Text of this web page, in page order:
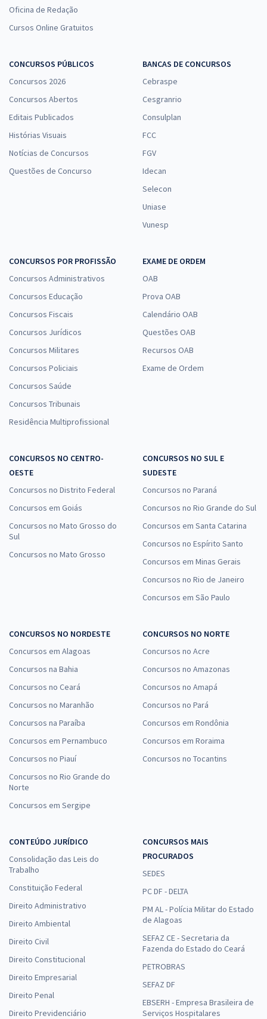
Oficina de Redação
Cursos Online Gratuitos
CONCURSOS PÚBLICOS
Concursos 2026
Concursos Abertos
Editais Publicados
Histórias Visuais
Notícias de Concursos
Questões de Concurso
BANCAS DE CONCURSOS
Cebraspe
Cesgranrio
Consulplan
FCC
FGV
Idecan
Selecon
Uniase
Vunesp
CONCURSOS POR PROFISSÃO
Concursos Administrativos
Concursos Educação
Concursos Fiscais
Concursos Jurídicos
Concursos Militares
Concursos Policiais
Concursos Saúde
Concursos Tribunais
Residência Multiprofissional
EXAME DE ORDEM
OAB
Prova OAB
Calendário OAB
Questões OAB
Recursos OAB
Exame de Ordem
CONCURSOS NO CENTRO-
OESTE
Concursos no Distrito Federal
Concursos em Goiás
Concursos no Mato Grosso do
Sul
Concursos no Mato Grosso
CONCURSOS NO SUL E
SUDESTE
Concursos no Paraná
Concursos no Rio Grande do Sul
Concursos em Santa Catarina
Concursos no Espírito Santo
Concursos em Minas Gerais
Concursos no Rio de Janeiro
Concursos em São Paulo
CONCURSOS NO NORDESTE
Concursos em Alagoas
Concursos na Bahia
Concursos no Ceará
Concursos no Maranhão
Concursos na Paraíba
Concursos em Pernambuco
Concursos no Piauí
Concursos no Rio Grande do
Norte
Concursos em Sergipe
CONCURSOS NO NORTE
Concursos no Acre
Concursos no Amazonas
Concursos no Amapá
Concursos no Pará
Concursos em Rondônia
Concursos em Roraima
Concursos no Tocantins
CONTEÚDO JURÍDICO
Consolidação das Leis do
Trabalho
Constituição Federal
Direito Administrativo
Direito Ambiental
Direito Civil
Direito Constitucional
Direito Empresarial
Direito Penal
Direito Previdenciário
CONCURSOS MAIS
PROCURADOS
SEDES
PC DF - DELTA
PM AL - Polícia Militar do Estado
de Alagoas
SEFAZ CE - Secretaria da
Fazenda do Estado do Ceará
PETROBRAS
SEFAZ DF
EBSERH - Empresa Brasileira de
Serviços Hospitalares